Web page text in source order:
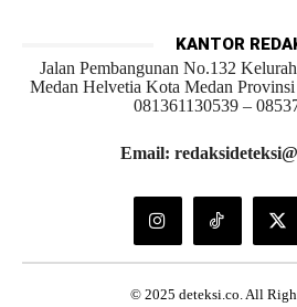
KANTOR
Jalan Pembangunan No.132
Medan Helvetia Kota Medan
081361130539 –
Email:
© 2025 deteksi.co. All